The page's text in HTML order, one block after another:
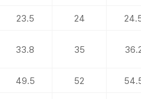
23.5 24
33.8 35
49.5 52